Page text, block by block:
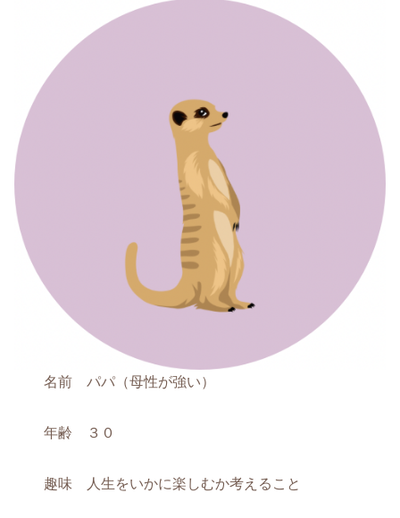
名前 パパ（母性が強い）
年齢 ３０
趣味 人生をいかに楽しむか考えること